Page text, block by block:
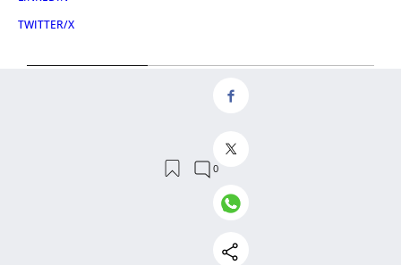
TWITTER/X
© 2026 Obelisco Digital S.L.